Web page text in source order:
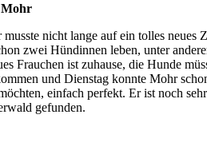
Mohr
nicht lange auf ein tolles
zwei Hündinnen leben, unter
Frauchen ist zuhause, die Hunde
und Dienstag konnte Mohr
einfach perfekt. Er ist noch
gefunden.